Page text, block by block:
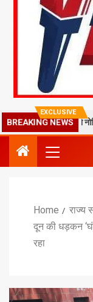
EXCLUSIVE
BREAKING NEWS
मतदाताओं को नोटिस,
Home राज्य
दून की धड़कन
रहा